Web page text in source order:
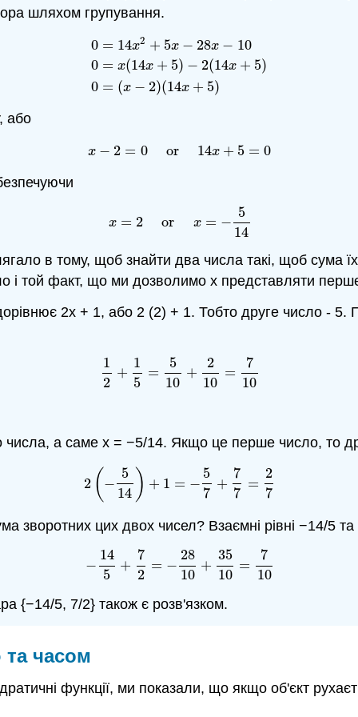
шляхом групування.
0 = 14x2 + 5x − 28x − 10
0 = x(14x + 5) − 2(14x + 5)
0 = (x − 2)(14x + 5)
x− 28 x−10 0=x(14 x+5)−2(14
або
x − 2 = 0 or 14x + 5 = 0
(7.8.13)x 2= or14 x+5 =0
x = 2 or x = −
5
14
(7.8.14) 14
в тому, щоб знайти два числа такі, щоб сума
і той факт, що ми дозволимо х представляти
2x + 1, або 2 (2) + 1. Тобто друге число -
1
2
+
1
5
=
5
10
+
2
10
=
7
10
(7.8.15)1 5 5 10+ =7
а саме x = −5/14. Якщо це перше число, то
2 ( −
5
14 ) + 1 = −
5
7
+
7
7
=
2
7
(7.8.16) 2( 14 =− +7 2
зворотних цих двох чисел? Взаємні рівні −14/5
−
14
5
+
7
2
= −
28
10
+
35
10
=
7
10
(7.8.17) 145 −2810+35 10=
{−14/5, 7/2} також є розв'язком.
часом
функції, ми показали, що якщо об'єкт